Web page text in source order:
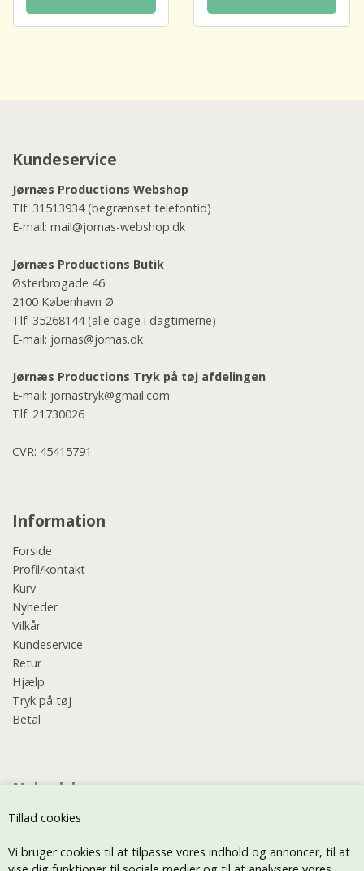
Tillad cookies
Vi bruger cookies til at tilpasse vores indhold og annoncer, til at
Kundeservice
Jørnæs Productions Webshop
Tlf: 31513934(begrænset telefontid)
E-mail: mail@jornas-webshop.dk
Jørnæs Productions Butik
Østerbrogade 46
2100 København Ø
Tlf: 35268144(alle dage i dagtimerne)
E-mail: jornas@jornas.dk
Jørnæs Productions Tryk på tøj afdelingen
E-mail: jornastryk@gmail.com
Tlf: 21730026
CVR: 45415791
Information
Forside
Profil/kontakt
Kurv
Nyheder
Vilkår
Kundeservice
Retur
Hjælp
Tryk på tøj
Betal
Nyhedsbrev